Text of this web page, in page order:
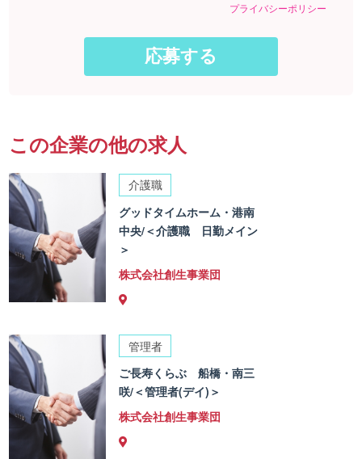
プライバシーポリシー
この企業の他の求人
介護職
グッドタイムホーム・港南
中央/＜介護職 日勤メイン
＞
株式会社創生事業団
管理者
ご長寿くらぶ 船橋・南三
咲/＜管理者(デイ)＞
株式会社創生事業団